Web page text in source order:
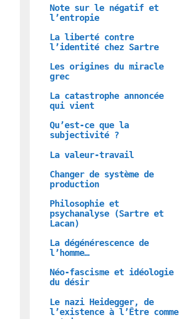
Note sur le négatif et
l’entropie
La liberté contre
l’identité chez Sartre
Les origines du miracle
grec
La catastrophe annoncée
qui vient
Qu’est-ce que la
subjectivité ?
La valeur-travail
Changer de système de
production
Philosophie et
psychanalyse (Sartre et
Lacan)
La dégénérescence de
l’homme…
Néo-fascisme et idéologie
du désir
Le nazi Heidegger, de
l’existence à l’Être comme